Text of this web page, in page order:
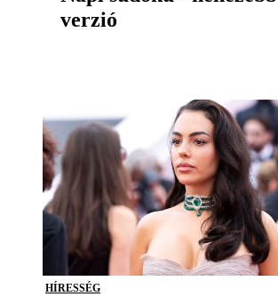
verzió
HÍRESSÉG